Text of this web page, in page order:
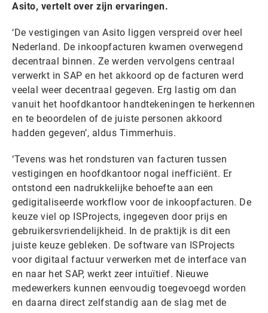
Asito, vertelt over zijn ervaringen.
‘De vestigingen van Asito liggen verspreid over heel
Nederland. De inkoopfacturen kwamen overwegend
decentraal binnen. Ze werden vervolgens centraal
verwerkt in SAP en het akkoord op de facturen werd
veelal weer decentraal gegeven. Erg lastig om dan
vanuit het hoofdkantoor handtekeningen te herkennen
en te beoordelen of de juiste personen akkoord
hadden gegeven’, aldus Timmerhuis.
‘Tevens was het rondsturen van facturen tussen
vestigingen en hoofdkantoor nogal inefficiënt. Er
ontstond een nadrukkelijke behoefte aan een
gedigitaliseerde workflow voor de inkoopfacturen. De
keuze viel op ISProjects, ingegeven door prijs en
gebruikersvriendelijkheid. In de praktijk is dit een
juiste keuze gebleken. De software van ISProjects
voor digitaal factuur verwerken met de interface van
en naar het SAP, werkt zeer intuïtief. Nieuwe
medewerkers kunnen eenvoudig toegevoegd worden
en daarna direct zelfstandig aan de slag met de